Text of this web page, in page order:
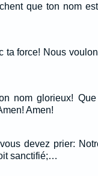
que ton nom
ta force! Nous
nom glorieux!
Amen!
devez prier:
sanctifié;…